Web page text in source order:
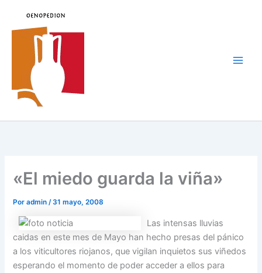
contenido
«El miedo guarda la viña»
Poradmin/31 mayo, 2008
Las intensas lluvias
caidas en este mes de Mayo han hecho presas del pánico
a los viticultores riojanos, que vigilan inquietos sus viñedos
esperando el momento de poder acceder a ellos para